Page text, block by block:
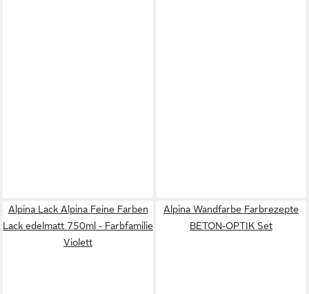
Alpina Lack Alpina Feine Farben
Lack edelmatt 750ml - Farbfamilie
Violett
Alpina Wandfarbe Farbrezepte
BETON-OPTIK Set